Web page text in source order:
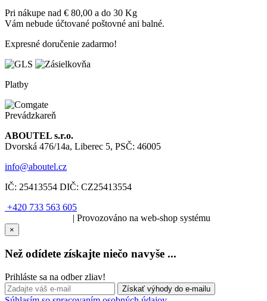
Pri nákupe nad € 80,00 a do 30 Kg
Vám nebude účtované poštovné ani balné.
Expresné doručenie zadarmo!
Platby
Prevádzkareň
ABOUTEL s.r.o.
Dvorská 476/14a, Liberec 5, PSČ: 46005
info@aboutel.cz
IČ: 25413554 DIČ: CZ25413554
+420 733 563 605
| Provozováno na web-shop systému
×
Než odídete získajte niečo navyše ...
Prihláste sa na odber zliav!